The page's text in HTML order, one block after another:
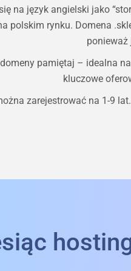
się na język angielski jako
polskim rynku. Domena
ponieważ
pamiętaj – idealna
kluczowe
zarejestrować na 1-9